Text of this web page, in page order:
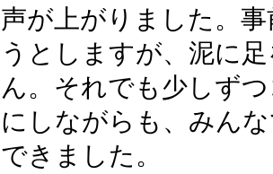
声が上がりました。
うとしますが、泥に
ん。それでも少しず
にしながらも、みん
できました。